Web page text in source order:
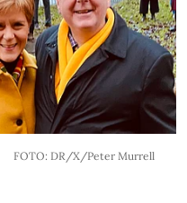
FOTO: DR/X/Peter Murrell